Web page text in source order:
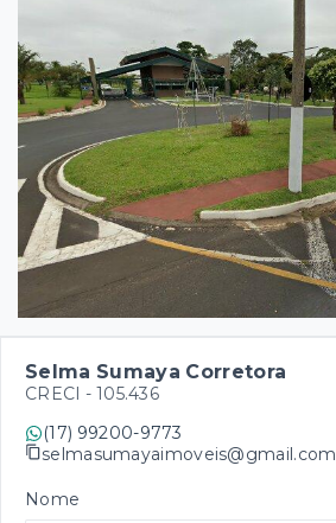
Selma Sumaya Corretora
CRECI - 105.436
(17) 99200-9773
selmasumayaimoveis@gmail.com
Nome